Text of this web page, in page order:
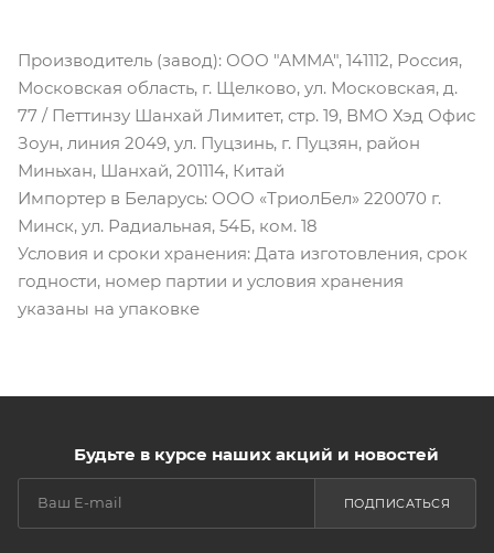
Производитель (завод): ООО "АММА", 141112, Россия,
Московская область, г. Щелково, ул. Московская, д.
77 / Петтинзу Шанхай Лимитет, стр. 19, ВМО Хэд Офис
Зоун, линия 2049, ул. Пуцзинь, г. Пуцзян, район
Миньхан, Шанхай, 201114, Китай
Импортер в Беларусь: ООО «ТриолБел» 220070 г.
Минск, ул. Радиальная, 54Б, ком. 18
Условия и сроки хранения: Дата изготовления, срок
годности, номер партии и условия хранения
указаны на упаковке
Будьте в курсе наших акций и новостей
ПОДПИСАТЬСЯ